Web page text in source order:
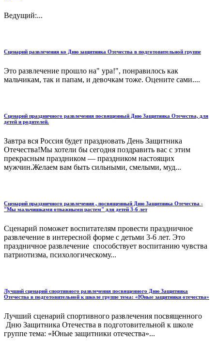
Ведущий:...
Сценарий развлечения ко Дню защитника Отечества в подготовительной группе
Это развлечение прошло на" ура!", понравилось как
мальчикам, так и папам, и девочкам тоже. Оцените сами....
Сценарий праздничного развлечения посвященный Дню Защитника Отечества, для
детей и родителей.
Завтра вся Россия будет праздновать День Защитника
Отечества!Мы хотели бы сегодня поздравить вас с этим
прекрасным праздником — праздником настоящих
мужчин.Желаем вам быть сильными, смелыми, муд...
Сценарий праздничного развлечения , посвященный Дню Защитника Отечества -
"Мы мальчишками отважными растем" для детей 3-6 лет
Сценарий поможет воспитателям провести праздничное
развлечение в интересной форме с детьми 3-6 лет. Это
праздничное развлечение способствует воспитанию чувства
патриотизма, психологическому...
Лучший сценарий спортивного развлечения посвященного Дню Защитника
Отечества в подготовительной к школе группе тема: «Юные защитники отечества»
Лучший сценарий спортивного развлечения посвященного
Дню Защитника Отечества в подготовительной к школе
группе тема: «Юные защитники отечества»...